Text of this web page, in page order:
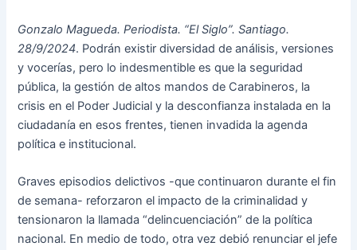
Gonzalo Magueda. Periodista. “El Siglo”. Santiago.
28/9/2024. Podrán existir diversidad de análisis, versiones
y vocerías, pero lo indesmentible es que la seguridad
pública, la gestión de altos mandos de Carabineros, la
crisis en el Poder Judicial y la desconfianza instalada en la
ciudadanía en esos frentes, tienen invadida la agenda
política e institucional.
Graves episodios delictivos -que continuaron durante el fin
de semana- reforzaron el impacto de la criminalidad y
tensionaron la llamada “delincuenciación” de la política
nacional. En medio de todo, otra vez debió renunciar el jefe